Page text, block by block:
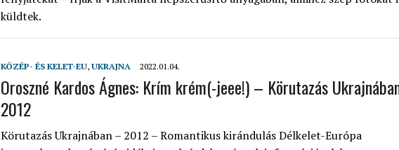
küldtek.
KÖZÉP- ÉS KELET-EU, UKRAJNA 2022.01.04.
Oroszné Kardos Ágnes: Krím krém(-jeee!) – Körutazás
2012
Körutazás Ukrajnában – 2012 – Romantikus kirándulás Délkelet-Európa